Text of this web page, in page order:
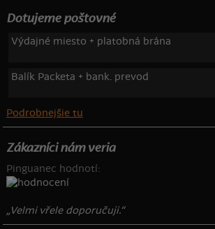
Dotujeme poštovné
Výdajné miesto + platobná brána
Balík Packeta + bank. prevod
Podrobnejšie tu
Zákazníci nám veria
Pinguanec hodnotí:
„Velmi vřele doporučuji.“